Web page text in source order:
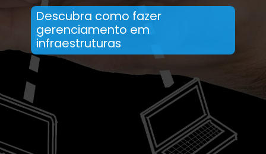
Descubra como fazer
gerenciamento em
infraestruturas